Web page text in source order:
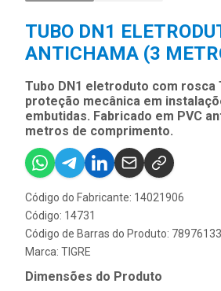
TUBO DN1
ANTICHAMA (3
Tubo DN1 eletroduto com rosca
proteção mecânica em
embutidas. Fabricado em PVC
metros de comprimento.
Código do Fabricante: 14021906
Código: 14731
Código de Barras do Produto:
Marca: TIGRE
Dimensões do Produto